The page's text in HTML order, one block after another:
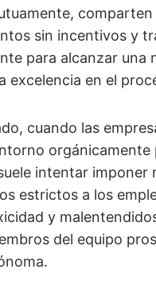
comparten
sin incentivos y
para alcanzar una
excelencia en el
cuando las
orgánicamente
intentar imponer
estrictos a los
y
del equipo